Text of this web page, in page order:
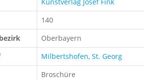
140
Oberbayern
Milbertshofen, St. Georg
Broschüre